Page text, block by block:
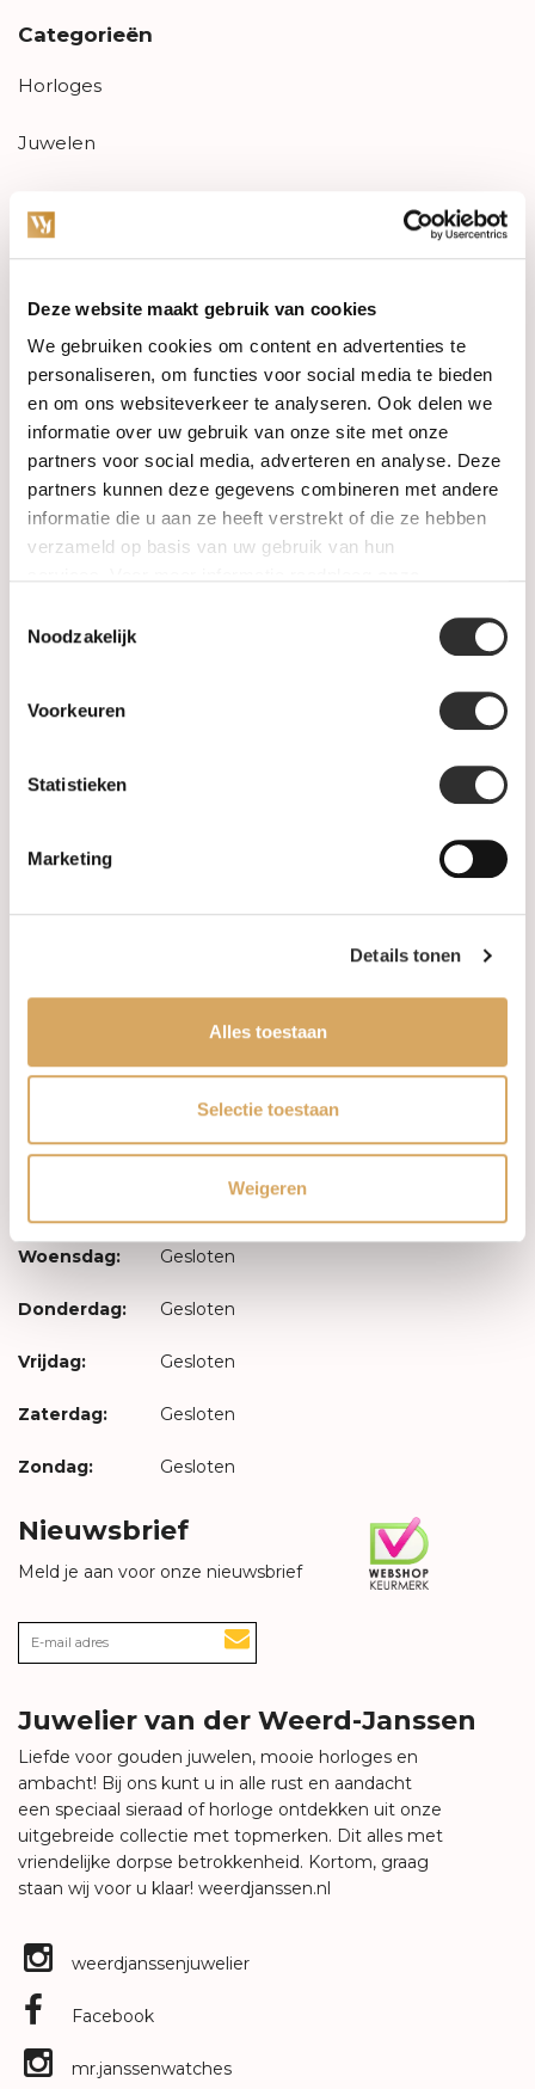
Deze website maakt gebruik van cookies
We gebruiken cookies om content en advertenties te
personaliseren, om functies voor social media te bieden
en om ons websiteverkeer te analyseren. Ook delen we
informatie over uw gebruik van onze site met onze
partners voor social media, adverteren en analyse. Deze
partners kunnen deze gegevens combineren met andere
informatie die u aan ze heeft verstrekt of die ze hebben
verzameld op basis van uw gebruik van hun
Noodzakelijk
Voorkeuren
Statistieken
Marketing
Details tonen
Alles toestaan
Selectie toestaan
Weigeren
Categorieën
Horloges
Juwelen
PRE-OWNED
Luxe Accessoires
Informatie
Heren Sieraden
SALE
Levertijd & verzendkosten
Maandag: Gesloten
Woensdag: Gesloten
Donderdag: Gesloten
Vrijdag: Gesloten
Zaterdag: Gesloten
Zondag: Gesloten
Nieuwsbrief
Meld je aan voor onze nieuwsbrief
Juwelier van der Weerd-Janssen
Liefde voor gouden juwelen, mooie horloges en
ambacht! Bij ons kunt u in alle rust en aandacht
een speciaal sieraad of horloge ontdekken uit onze
uitgebreide collectie met topmerken. Dit alles met
vriendelijke dorpse betrokkenheid. Kortom, graag
staan wij voor u klaar! weerdjanssen.nl
weerdjanssenjuwelier
Facebook
mr.janssenwatches